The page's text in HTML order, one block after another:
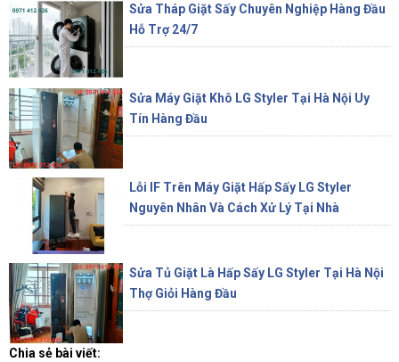
Sửa Tháp Giặt Sấy Chuyên Nghiệp Hàng Đầu
Hỗ Trợ 24/7
Sửa Máy Giặt Khô LG Styler Tại Hà Nội Uy
Tín Hàng Đầu
Lỗi IF Trên Máy Giặt Hấp Sấy LG Styler
Nguyên Nhân Và Cách Xử Lý Tại Nhà
Sửa Tủ Giặt Là Hấp Sấy LG Styler Tại Hà Nội
Thợ Giỏi Hàng Đầu
Chia sẻ bài viết: